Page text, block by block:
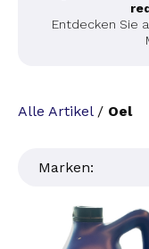
Entdecken Sie
Alle Artikel/ Oel